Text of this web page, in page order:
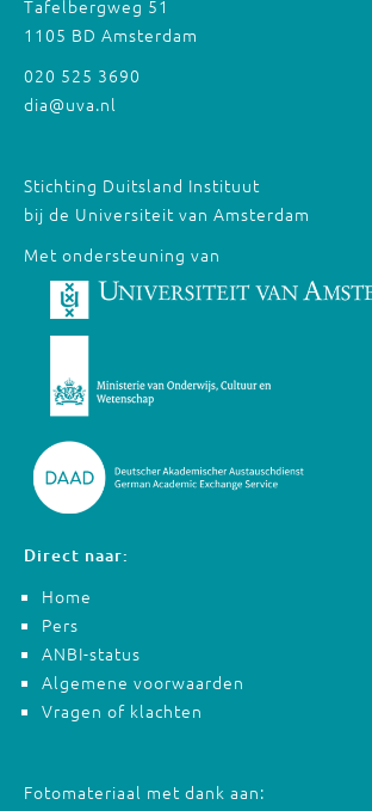
Tafelbergweg 51
1105 BD Amsterdam
020 525 3690
dia@uva.nl
Stichting Duitsland Instituut
bij de Universiteit van Amsterdam
Met ondersteuning van
Direct naar:
Home
Pers
ANBI-status
Algemene voorwaarden
Vragen of klachten
Fotomateriaal met dank aan: